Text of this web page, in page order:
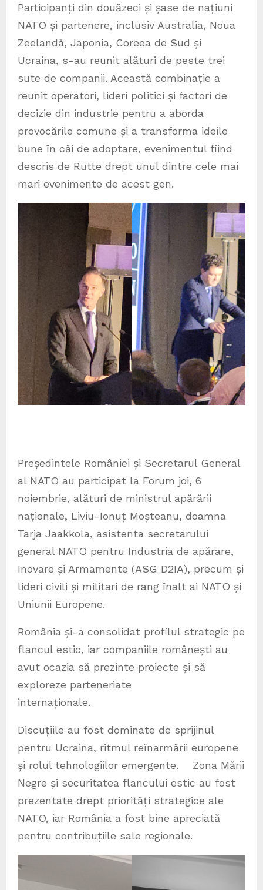
Participanți din douăzeci și șase de națiuni
NATO și partenere, inclusiv Australia, Noua
Zeelandă, Japonia, Coreea de Sud și
Ucraina, s-au reunit alături de peste trei
sute de companii. Această combinație a
reunit operatori, lideri politici și factori de
decizie din industrie pentru a aborda
provocările comune și a transforma ideile
bune în căi de adoptare, evenimentul fiind
descris de Rutte drept unul dintre cele mai
mari evenimente de acest gen.
Președintele României și Secretarul General
al NATO au participat la Forum joi, 6
noiembrie, alături de ministrul apărării
naționale, Liviu-Ionuț Moșteanu, doamna
Tarja Jaakkola, asistenta secretarului
general NATO pentru Industria de apărare,
Inovare și Armamente (ASG D2IA), precum și
lideri civili și militari de rang înalt ai NATO și
Uniunii Europene.
România și-a consolidat profilul strategic pe
flancul estic, iar companiile românești au
avut ocazia să prezinte proiecte și să
exploreze parteneriate
internaționale.
Discuțiile au fost dominate de sprijinul
pentru Ucraina, ritmul reînarmării europene
și rolul tehnologiilor emergente. Zona Mării
Negre și securitatea flancului estic au fost
prezentate drept priorități strategice ale
NATO, iar România a fost bine apreciată
pentru contribuțiile sale regionale.